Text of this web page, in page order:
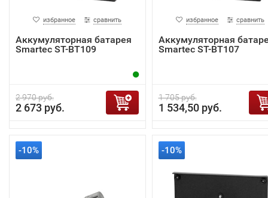
избранное сравнить
Аккумуляторная батарея
Smartec ST-BT109
2 970 руб.
2 673 руб.
избранное сравнить
Аккумуляторная
Smartec ST-BT107
1 705 руб.
1 534,50 руб.
-10% -10%